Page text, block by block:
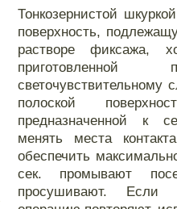
Тонкозернистой
поверхность,
растворе фиксажа,
полоской
предназначенной к
менять места
обеспечить
сек. промывают
просушивают. Если